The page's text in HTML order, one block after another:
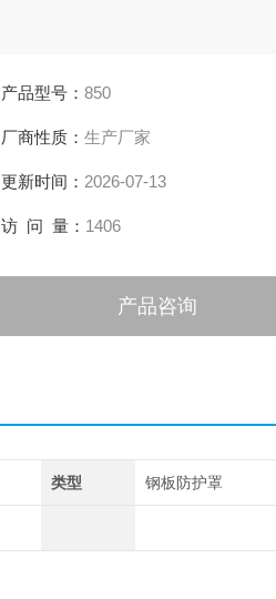
产品型号： 850
厂商性质： 生产厂家
更新时间： 2026-07-13
访 问 量： 1406
产品咨询
类型 钢板防护罩